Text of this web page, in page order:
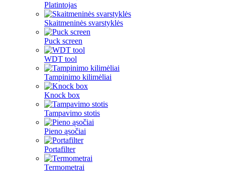
Platintojas
Skaitmeninės svarstyklės
Puck screen
WDT tool
Tampinimo kilimėliai
Knock box
Tampavimo stotis
Pieno ąsočiai
Portafilter
Termometrai